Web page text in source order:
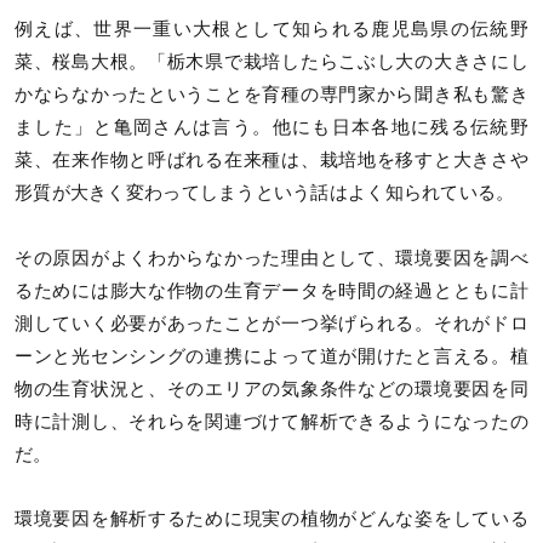
例えば、世界一重い大根として知られる鹿児島県の伝統野
菜、桜島大根。「栃木県で栽培したらこぶし大の大きさにし
かならなかったということを育種の専門家から聞き私も驚き
ました」と亀岡さんは言う。他にも日本各地に残る伝統野
菜、在来作物と呼ばれる在来種は、栽培地を移すと大きさや
形質が大きく変わってしまうという話はよく知られている。
その原因がよくわからなかった理由として、環境要因を調べ
るためには膨大な作物の生育データを時間の経過とともに計
測していく必要があったことが一つ挙げられる。それがドロ
ーンと光センシングの連携によって道が開けたと言える。植
物の生育状況と、そのエリアの気象条件などの環境要因を同
時に計測し、それらを関連づけて解析できるようになったの
だ。
環境要因を解析するために現実の植物がどんな姿をしている